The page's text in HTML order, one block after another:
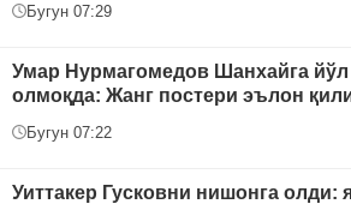
Бугун 07:29
Умар Нурмагомедов Шанхайга йўл
олмоқда: Жанг постери эълон
Бугун 07:22
Уиттакер Гусковни нишонга олди: